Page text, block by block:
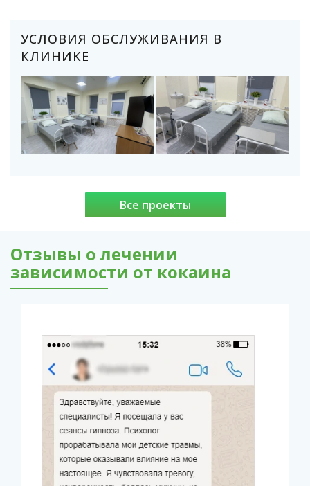
УСЛОВИЯ ОБСЛУЖИВАНИЯ В
КЛИНИКЕ
Все проекты
Отзывы о лечении
зависимости от кокаина